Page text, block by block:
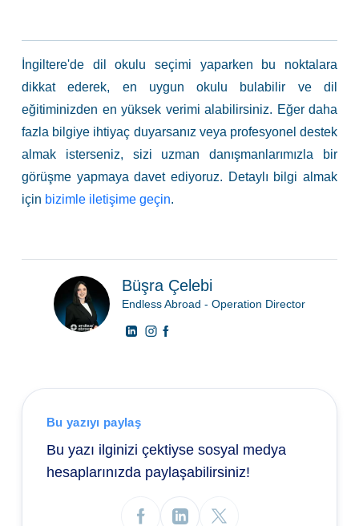
İngiltere'de dil okulu seçimi yaparken bu noktalara
dikkat ederek, en uygun okulu bulabilir ve dil
eğitiminizden en yüksek verimi alabilirsiniz. Eğer daha
fazla bilgiye ihtiyaç duyarsanız veya profesyonel destek
almak isterseniz, sizi uzman danışmanlarımızla bir
görüşme yapmaya davet ediyoruz. Detaylı bilgi almak
için bizimle iletişime geçin.
Büşra Çelebi
Endless Abroad - Operation Director
Bu yazıyı paylaş
Bu yazı ilginizi çektiyse sosyal medya
hesaplarınızda paylaşabilirsiniz!